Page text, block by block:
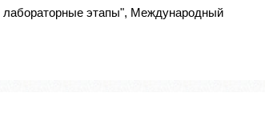
лабораторные этапы", Международный